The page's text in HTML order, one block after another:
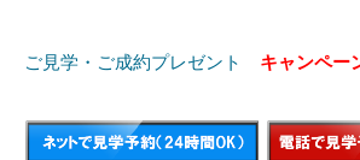
ご見学・ご成約プレゼント キャンペー